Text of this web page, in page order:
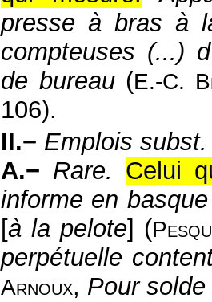
presse à bras à
compteuses (...)
de bureau(E.-C.
106).
II.− Emplois
A.− Rare. Celui
informe en
[à la pelote] (
perpétuelle
Arnoux, Pour